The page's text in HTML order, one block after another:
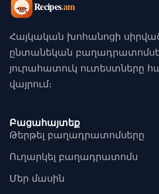
Հայկական խոհանոցի
ընտանեկան
յուրահատուկ ուտեստները
վայրում։
Բացահայտեք
Թերթել բաղադրատոմսերը
Ուղարկել բաղադրատոմս
Մեր մասին